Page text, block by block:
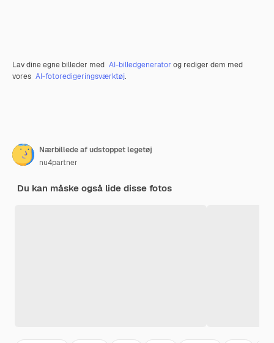
Lav dine egne billeder med AI-billedgenerator og rediger dem med
vores AI-fotoredigeringsværktøj.
Nærbillede af udstoppet legetøj
nu4partner
Du kan måske også lide disse fotos